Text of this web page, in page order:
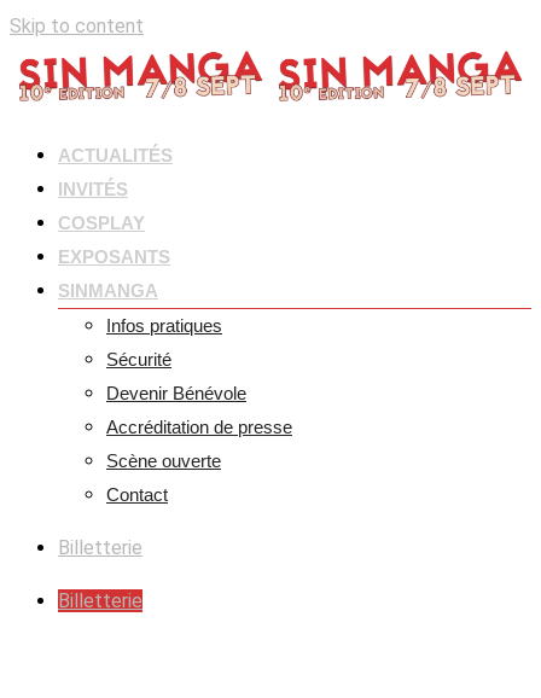
Skip to content
ACTUALITÉS
INVITÉS
COSPLAY
EXPOSANTS
SINMANGA
Infos pratiques
Sécurité
Devenir Bénévole
Accréditation de presse
Scène ouverte
Contact
Billetterie
Billetterie